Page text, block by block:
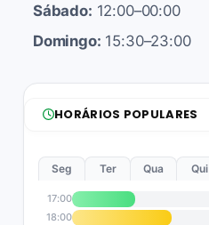
Sábado: 12:00–00:00
Domingo: 15:30–23:00
HORÁRIOS POPULARES
Seg Ter Qua Qui
17:00
18:00